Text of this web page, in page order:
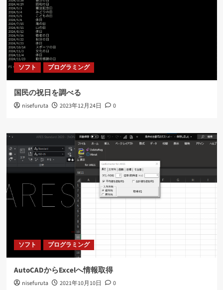
ソフト プログラミング
国民の祝日を調べる
nisefuruta 2023年12月24日 0
ソフト プログラミング
AutoCADからExcelへ情報取得
nisefuruta 2021年10月10日 0